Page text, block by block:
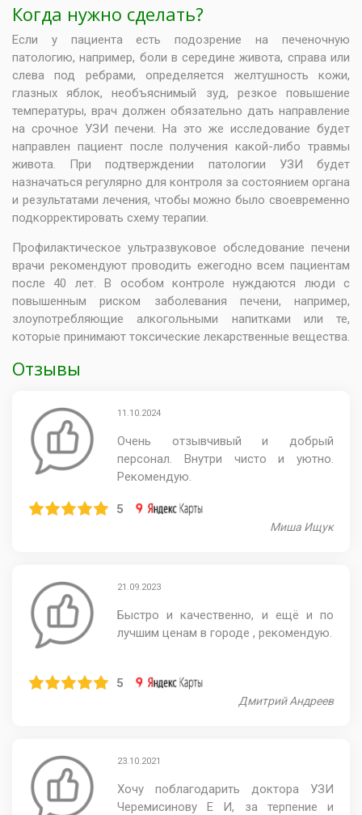
Когда нужно сделать?
Если у пациента есть подозрение на печеночную
патологию, например, боли в середине живота, справа или
слева под ребрами, определяется желтушность кожи,
глазных яблок, необъяснимый зуд, резкое повышение
температуры, врач должен обязательно дать направление
на срочное УЗИ печени. На это же исследование будет
направлен пациент после получения какой-либо травмы
живота. При подтверждении патологии УЗИ будет
назначаться регулярно для контроля за состоянием органа
и результатами лечения, чтобы можно было своевременно
подкорректировать схему терапии.
Профилактическое ультразвуковое обследование печени
врачи рекомендуют проводить ежегодно всем пациентам
после 40 лет. В особом контроле нуждаются люди с
повышенным риском заболевания печени, например,
злоупотребляющие алкогольными напитками или те,
которые принимают токсические лекарственные вещества.
Отзывы
11.10.2024
Очень отзывчивый и добрый
персонал. Внутри чисто и уютно.
Рекомендую.
5
Миша Ищук
21.09.2023
Быстро и качественно, и ещё и по
лучшим ценам в городе , рекомендую.
5
Дмитрий Андреев
23.10.2021
Хочу поблагодарить доктора УЗИ
Черемисинову Е И, за терпение и